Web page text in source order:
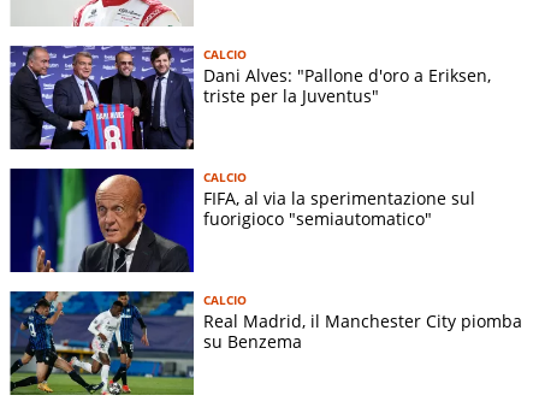
CALCIO
Dani Alves: "Pallone d'oro a Eriksen,
triste per la Juventus"
CALCIO
FIFA, al via la sperimentazione sul
fuorigioco "semiautomatico"
CALCIO
Real Madrid, il Manchester City piomba
su Benzema